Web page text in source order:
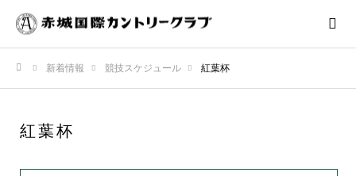
新着情報 競技スケジュール 紅葉杯
紅葉杯